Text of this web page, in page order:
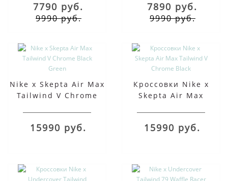
7790 руб.
9990 руб.
7890 руб.
9990 руб.
Nike x Skepta Air Max
Tailwind V Chrome
15990 руб.
Кроссовки Nike x
Skepta Air Max
15990 руб.